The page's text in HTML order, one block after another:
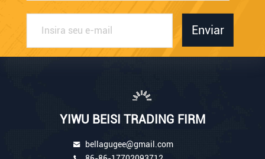
Enviar
YIWU BEISI TRADING FIRM
bellagugee@gmail.com